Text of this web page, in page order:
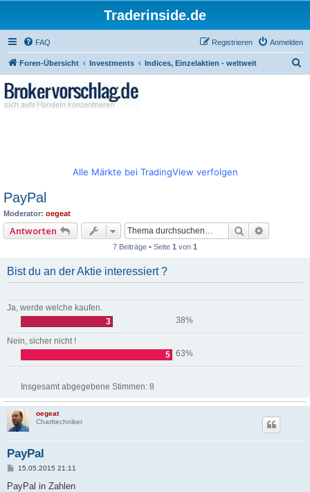
Traderinside.de
FAQ Anmelden
Registrieren
Foren-Übersicht Investments Indices, Einzelaktien - weltweit
Alle Märkte bei TradingView verfolgen
PayPal
Moderator: oegeat
Antworten Suche
7 Beiträge • Seite 1 von 1
Bist du an der Aktie interessiert ?
Ja, werde welche kaufen.
3
38%
Nein, sicher nicht !
5 63%
Insgesamt abgegebene Stimmen: 8
oegeat
Charttechniker
PayPal
B
i
15.05.2015 21:11
PayPal in Zahlen